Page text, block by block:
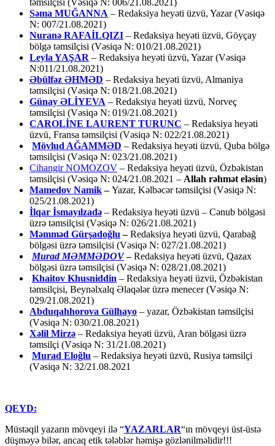
təmsilçisi (Vəsiqə N: 006/21.08.2021)
Səma MUĞANNA – Redaksiya heyəti üzvü, Yazar (Vəsiqə
N: 007/21.08.2021)
Nuranə RAFAİLQIZI – Redaksiya heyəti üzvü, Göyçay
bölgə təmsilçisi (Vəsiqə N: 010/21.08.2021)
Leyla YAŞAR – Redaksiya heyəti üzvü, Yazar (Vəsiqə
N:011/21.08.2021)
Əbülfəz ƏHMƏD – Redaksiya heyəti üzvü, Almaniya
təmsilçisi (Vəsiqə N: 018/21.08.2021)
Günay ƏLİYEVA – Redaksiya heyəti üzvü, Norveç
təmsilçisi (Vəsiqə N: 019/21.08.2021)
CAROLİNE LAURENT TURUNC – Redaksiya heyəti
üzvü, Fransa təmsilçisi (Vəsiqə N: 022/21.08.2021)
Mövlud AĞAMMƏD – Redaksiya heyəti üzvü, Quba bölgə
təmsilçisi (Vəsiqə N: 023/21.08.2021)
Cihangir NOMOZOV – Redaksiya heyəti üzvü, Özbəkistan
təmsilçisi (Vəsiqə N: 024/21.08.2021 – Allah rəhmət eləsin)
Mamedov Namik–Yazar, Kəlbəcər təmsilçisi (Vəsiqə N:
025/21.08.2021)
İlqar İsmayılzadə – Redaksiya heyəti üzvü – Cənub bölgəsi
üzrə təmsilçisi (Vəsiqə N: 026/21.08.2021)
Məmməd Gürşadoğlu –Redaksiya heyəti üzvü, Qarabağ
bölgəsi üzrə təmsilçisi (Vəsiqə N: 027/21.08.2021)
Murad MƏMMƏDOV –Redaksiya heyəti üzvü, Qazax
bölgəsi üzrə təmsilçisi (Vəsiqə N: 028/21.08.2021)
Khaitov Khusniddin – Redaksiya heyəti üzvü, Özbəkistan
təmsilçisi, Beynəlxalq Əlaqələr üzrə menecer (Vəsiqə N:
029/21.08.2021)
Abduqahhorova Gülhayo – yazar, Özbəkistan təmsilçisi
(Vəsiqə N: 030/21.08.2021)
Xəlil Mirzə – Redaksiya heyəti üzvü, Aran bölgəsi üzrə
təmsilçi (Vəsiqə N: 31/21.08.2021)
Murad Eloğlu – Redaksiya heyəti üzvü, Rusiya təmsilçi
(Vəsiqə N: 32/21.08.2021
QEYD:
Müstəqil yazarın mövqeyi ilə “YAZARLAR“ın mövqeyi üst-üstə
düşməyə bilər, ancaq etik tələblər həmişə gözlənilməlidir!!!